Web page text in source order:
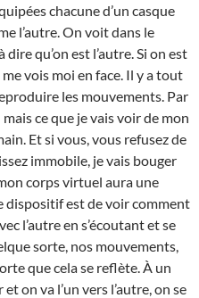
chacune d’un casque
l’autre. On voit dans le
dire qu’on est l’autre. Si on est
vois moi en face. Il y a tout
les mouvements. Par
ce que je vais voir de mon
Et si vous, vous refusez de
immobile, je vais bouger
corps virtuel aura une
dispositif est de voir comment
l’autre en s’écoutant et se
sorte, nos mouvements,
que cela se reflète. À un
on va l’un vers l’autre, on se